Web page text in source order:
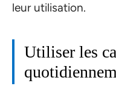
leur utilisation.
Utiliser les